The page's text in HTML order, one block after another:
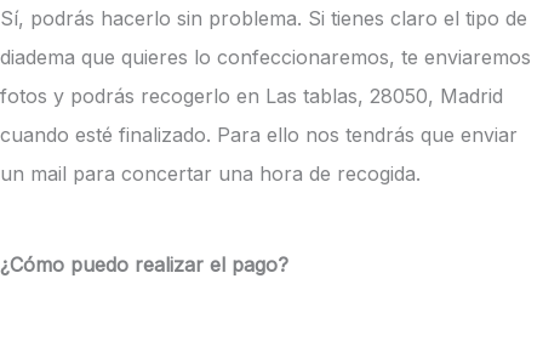
Sí, podrás hacerlo sin problema. Si tienes claro el tipo de
diadema que quieres lo confeccionaremos, te enviaremos
fotos y podrás recogerlo en Las tablas, 28050, Madrid
cuando esté finalizado. Para ello nos tendrás que enviar
un mail para concertar una hora de recogida.
¿Cómo puedo realizar el pago?